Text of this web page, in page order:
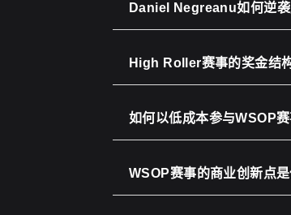
Daniel Negreanu如何逆袭
High Roller赛事的奖金结
如何以低成本参与WSOP赛
WSOP赛事的商业创新点是